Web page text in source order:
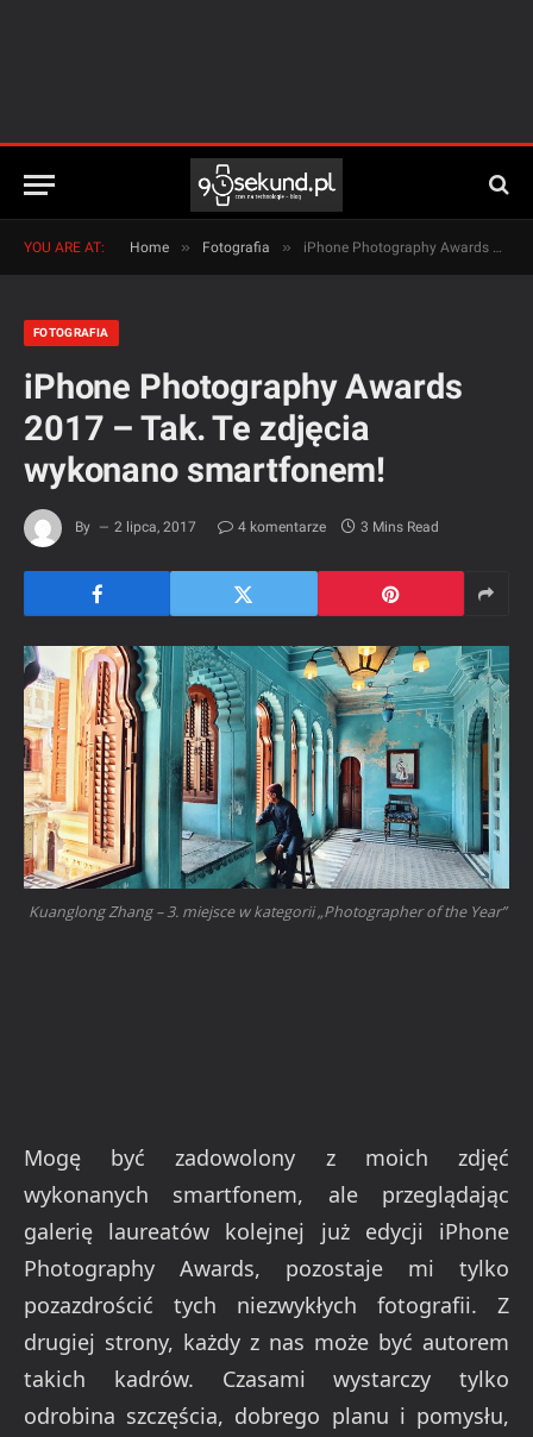
YOU ARE AT: Home » Fotografia » iPhone Photography Awards 2017 – Tak. Te zdjęcia wykonano smartfonem!
FOTOGRAFIA
iPhone Photography Awards
2017 – Tak. Te zdjęcia
wykonano smartfonem!
By 2 lipca, 2017 4 komentarze 3 Mins Read
Kuanglong Zhang – 3. miejsce w kategorii „Photographer of the Year”
Mogę być zadowolony z moich zdjęć
wykonanych smartfonem, ale przeglądając
galerię laureatów kolejnej już edycji iPhone
Photography Awards, pozostaje mi tylko
pozazdrościć tych niezwykłych fotografii. Z
drugiej strony, każdy z nas może być autorem
takich kadrów. Czasami wystarczy tylko
odrobina szczęścia, dobrego planu i pomysłu,